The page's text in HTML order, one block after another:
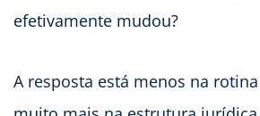
efetivamente mudou?
A resposta está menos na